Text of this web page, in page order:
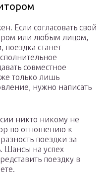
Если согласовать свой
или любым лицом,
станет
совместное
только лишь
нужно написать
никто никому не
по отношению к
поездки за
Шансы на успех
поездку в